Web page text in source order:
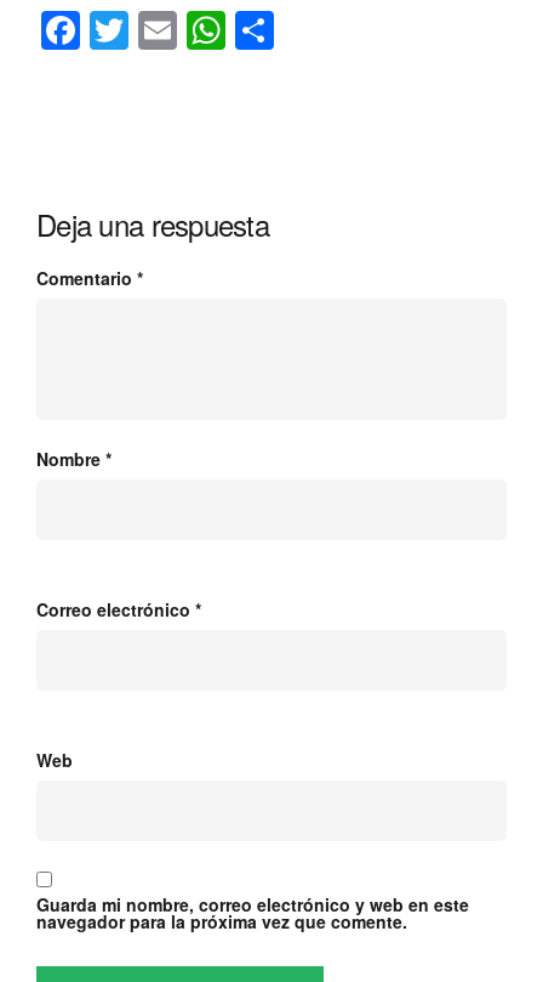
Facebook
Twitter
EmailWhatsApp
Deja una respuesta
Comentario *
Nombre *
Correo electrónico *
Web
Guarda mi nombre, correo electrónico y web en este
navegador para la próxima vez que comente.